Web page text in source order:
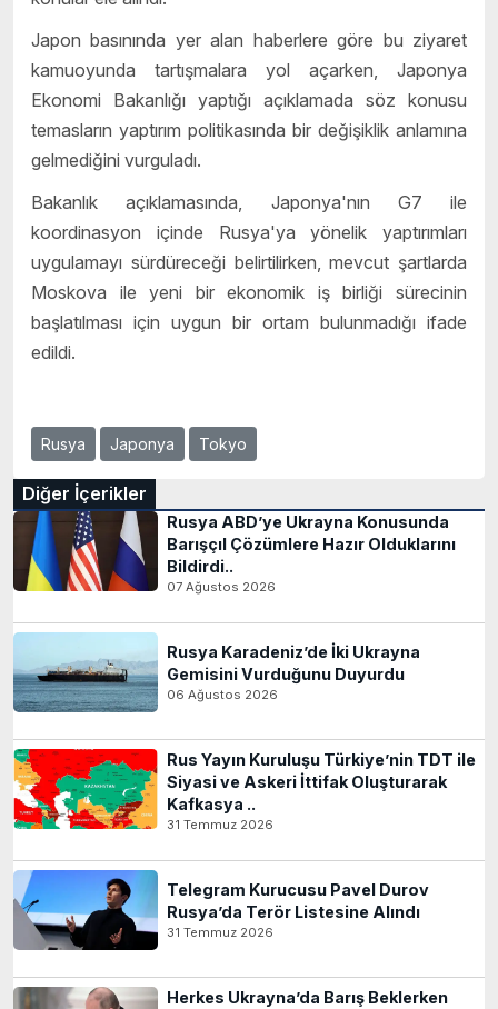
Japon basınında yer alan haberlere göre bu ziyaret
kamuoyunda tartışmalara yol açarken, Japonya
Ekonomi Bakanlığı yaptığı açıklamada söz konusu
temasların yaptırım politikasında bir değişiklik anlamına
gelmediğini vurguladı.
Bakanlık açıklamasında, Japonya'nın G7 ile
koordinasyon içinde Rusya'ya yönelik yaptırımları
uygulamayı sürdüreceği belirtilirken, mevcut şartlarda
Moskova ile yeni bir ekonomik iş birliği sürecinin
başlatılması için uygun bir ortam bulunmadığı ifade
edildi.
Rusya Japonya Tokyo
Diğer İçerikler
Rusya ABD’ye Ukrayna Konusunda
Barışçıl Çözümlere Hazır Olduklarını
Bildirdi..
07 Ağustos 2026
Rusya Karadeniz’de İki Ukrayna
Gemisini Vurduğunu Duyurdu
06 Ağustos 2026
Rus Yayın Kuruluşu Türkiye’nin TDT ile
Siyasi ve Askeri İttifak Oluşturarak
Kafkasya ..
31 Temmuz 2026
Telegram Kurucusu Pavel Durov
Rusya’da Terör Listesine Alındı
31 Temmuz 2026
Herkes Ukrayna’da Barış Beklerken